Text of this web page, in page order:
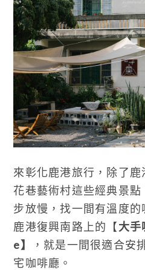
來彰化鹿港旅行，除了
花巷藝術村這些經典景
步放慢，找一間有溫度
鹿港復興南路上的【大手
e】
，就是一間很適合安
宅咖啡廳。